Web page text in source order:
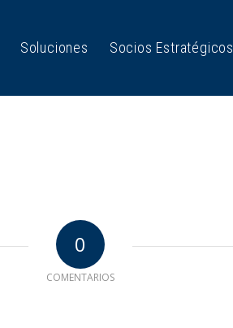
Soluciones Socios Estratégicos
0
COMENTARIOS